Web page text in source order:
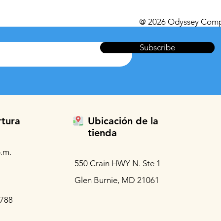
@ 2026 Odyssey
Subscribe
Ubicación de la
tienda
550 Crain HWY N. Ste 1
Glen Burnie, MD 21061